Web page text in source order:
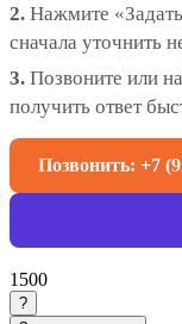
2. Нажмите
сначала уточнить
3. Позвоните или
получить ответ
Позвонить: +7
1500
?